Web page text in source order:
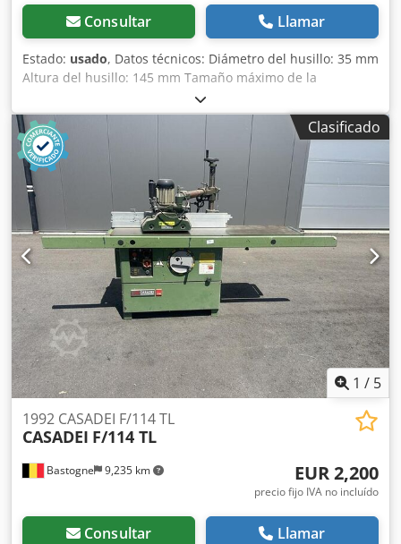
Consultar Llamar
Estado: usado, Datos técnicos: Diámetro del husillo: 35 mm
Altura del husillo: 145 mm Tamaño máximo de la
herramienta: 220 mm Velocidades:
2900/4400/6000/8000/10000 rpm Ajuste manual de la
altura del husillo Bloqueo del husillo Dimensiones de la
mesa de trabajo: 300x1100 mm Brazos del carro guía
ajustables Potencia del motor: 5,5 kW Alimentación: 380 V
Fabricante: Casadei Dimensiones totales: Longitud: 1170
mm Anchura: 800 mm Altura: 1230 mm Dkjdjh Dzxzjpfx Al
Rsr
Clasificado
1 / 5
Bastogne 9,235 km
1992 CASADEI F/114 TL
CASADEI F/114 TL
EUR 2,200
precio fijo IVA no incluído
Consultar Llamar